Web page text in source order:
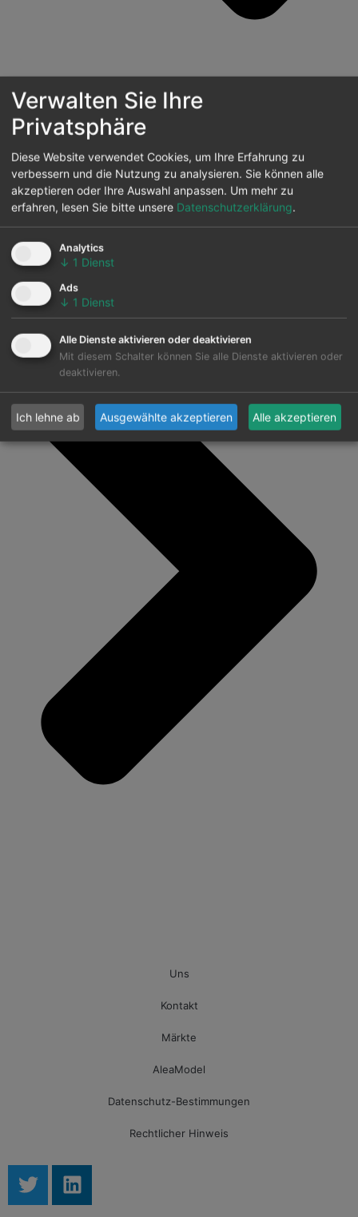
AnteriorWochenbericht der Spanischen
Energiemarktpreise – Woche 39/2020
SiguienteBericht der Europäischen Energiemarktpreise
für den Monat September 2020
Uns
Kontakt
Märkte
AleaModel
Datenschutz-Bestimmungen
Rechtlicher Hinweis
Verwalten Sie Ihre
Privatsphäre
Diese Website verwendet Cookies, um Ihre Erfahrung zu
verbessern und die Nutzung zu analysieren. Sie können alle
akzeptieren oder Ihre Auswahl anpassen. Um mehr zu
erfahren, lesen Sie bitte unsere Datenschutzerklärung.
Analytics
↓ 1 Dienst
Ads
↓ 1 Dienst
Alle Dienste aktivieren oder deaktivieren
Mit diesem Schalter können Sie alle Dienste aktivieren oder
deaktivieren.
Ich lehne ab Ausgewählte akzeptieren Alle akzeptieren